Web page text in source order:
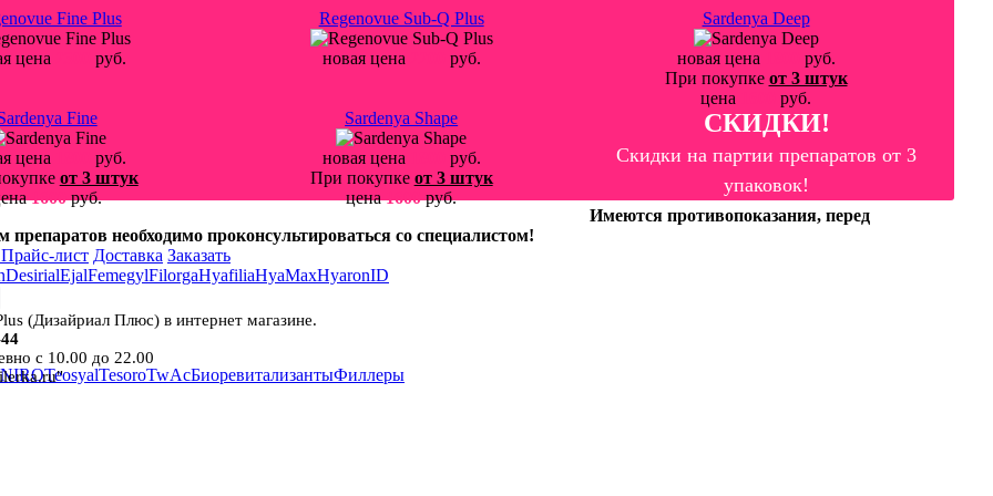
Fine Plus
цена руб.
Regenovue Sub-Q Plus
новая цена руб.
Sardenya Deep
новая цена
руб.
При покупке от 3 штук
цена
руб.
Fine
цена
руб.
от 3 штук
1600руб.
Sardenya Shape
новая цена
руб.
При покупке от 3 штук
цена1600руб.
СКИДКИ!
Скидки на партии препаратов от 3
упаковок!
Имеются противопоказания, перед
препаратов необходимо проконсультироваться со специалистом!
DesirialEjalFemegylFilorgaHyafiliaHyaMaxHyaronID
TeosyalTesoroTwAcБиоревитализантыФиллеры
Прайс-лист Доставка Заказать
(Дизайриал Плюс) в интернет магазине.
с 10.00 до 22.00